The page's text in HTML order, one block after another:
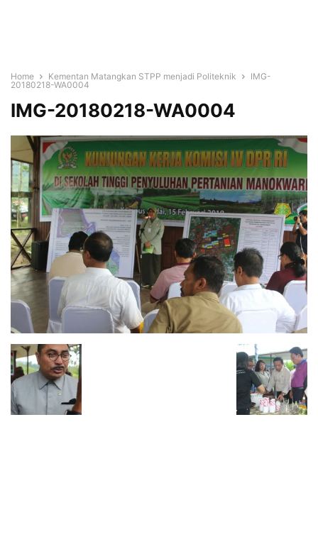
Home Kementan Matangkan STPP menjadi Politeknik
IMG-
20180218-WA0004
IMG-20180218-WA0004